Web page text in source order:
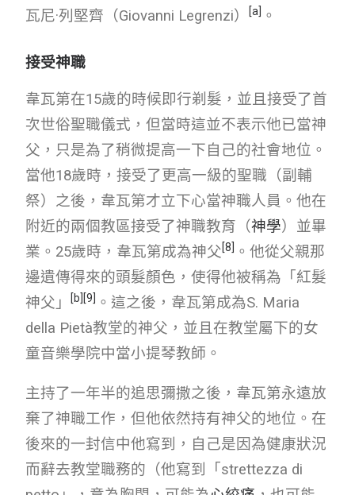
瓦尼·列堅齊（Giovanni Legrenzi）
[a] 。
接受神職
韋瓦第在15歲的時候即行剃髮，並且接受了首
次世俗聖職儀式，但當時這並不表示他已當神
父，只是為了稍微提高一下自己的社會地位。
當他18歲時，接受了更高一級的聖職（副輔
祭）之後，韋瓦第才立下心當神職人員。他在
附近的兩個教區接受了神職教育（神學）並畢
業。25歲時，韋瓦第成為神父[8] 。他從父親那
邊遺傳得來的頭髮顏色，使得他被稱為「紅髮
神父」
[b] [9] 。這之後，韋瓦第成為S. Maria
della Pietà教堂的神父，並且在教堂屬下的女
童音樂學院中當小提琴教師。
主持了一年半的追思彌撒之後，韋瓦第永遠放
棄了神職工作，但他依然持有神父的地位。在
後來的一封信中他寫到，自己是因為健康狀況
而辭去教堂職務的（他寫到「strettezza di